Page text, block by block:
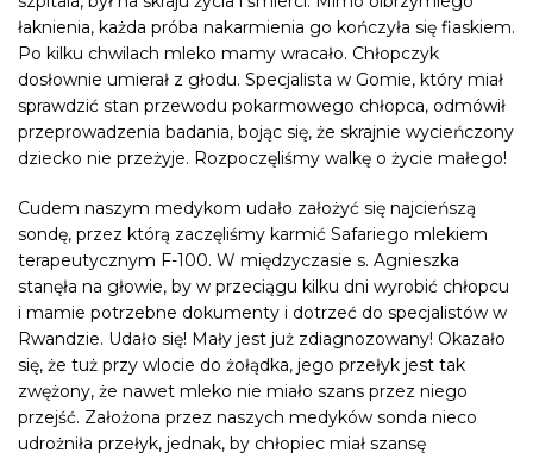
łaknienia, każda próba nakarmienia go kończyła się fiaskiem.
Po kilku chwilach mleko mamy wracało. Chłopczyk
dosłownie umierał z głodu. Specjalista w Gomie, który miał
sprawdzić stan przewodu pokarmowego chłopca, odmówił
przeprowadzenia badania, bojąc się, że skrajnie wycieńczony
dziecko nie przeżyje. Rozpoczęliśmy walkę o życie małego!
Cudem naszym medykom udało założyć się najcieńszą
sondę, przez którą zaczęliśmy karmić Safariego mlekiem
terapeutycznym F-100. W międzyczasie s. Agnieszka
stanęła na głowie, by w przeciągu kilku dni wyrobić chłopcu
i mamie potrzebne dokumenty i dotrzeć do specjalistów w
Rwandzie. Udało się! Mały jest już zdiagnozowany! Okazało
się, że tuż przy wlocie do żołądka, jego przełyk jest tak
zwężony, że nawet mleko nie miało szans przez niego
przejść. Założona przez naszych medyków sonda nieco
udrożniła przełyk, jednak, by chłopiec miał szansę